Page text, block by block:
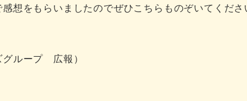
想をもらいましたのでぜひこちらものぞいてくださ
グループ 広報）